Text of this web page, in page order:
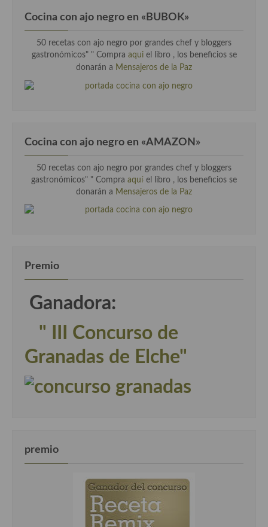
Cocina Polaca
Cocina portuguesa
Cocina Rusa
Cocina con ajo negro en «BUBOK»
50 recetas con ajo negro por grandes chef y bloggers
gastronómicos" " Compra aqui el libro , los beneficios se
donarán a Mensajeros de la Paz
Cocina con ajo negro en «AMAZON»
50 recetas con ajo negro por grandes chef y bloggers
gastronómicos" " Compra aquí el libro , los beneficios se
donarán a Mensajeros de la Paz
Premio
Ganadora:
" III Concurso de
Granadas de Elche"
premio